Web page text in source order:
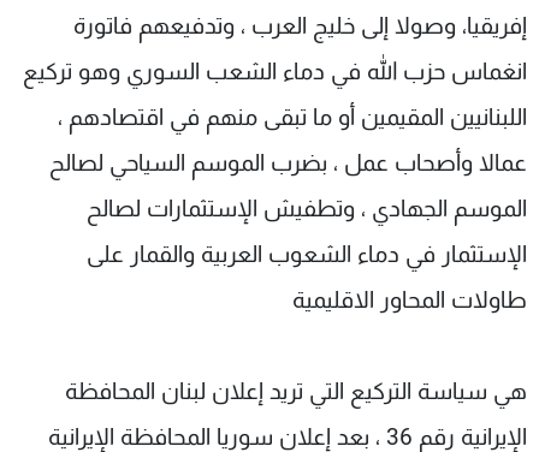
إفريقيا، وصولا إلى خليج العرب ، وتدفيعهم فاتورة
انغماس حزب الله في دماء الشعب السوري وهو تركيع
اللبنانيين المقيمين أو ما تبقى منهم في اقتصادهم ،
عمالا وأصحاب عمل ، بضرب الموسم السياحي لصالح
الموسم الجهادي ، وتطفيش الإستثمارات لصالح
الإستثمار في دماء الشعوب العربية والقمار على
طاولات المحاور الاقليمية
هي سياسة التركيع التي تريد إعلان لبنان المحافظة
الإيرانية رقم 36 ، بعد إعلان سوريا المحافظة الإيرانية